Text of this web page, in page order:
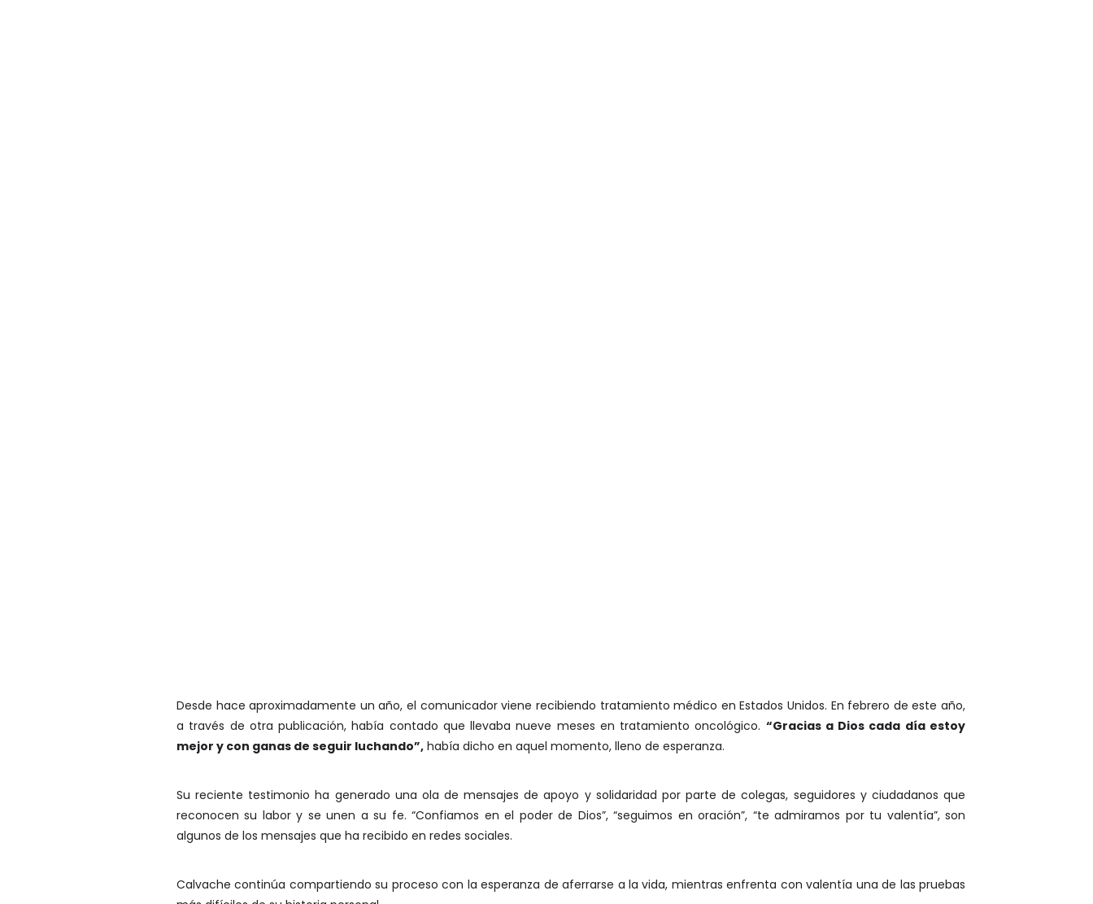
Desde hace aproximadamente un año, el comunicador viene recibiendo tratamiento médico en Estados Unidos. En febrero de este año,
a través de otra publicación, había contado que llevaba nueve meses en tratamiento oncológico. “Gracias a Dios cada día estoy
mejor y con ganas de seguir luchando”, había dicho en aquel momento, lleno de esperanza.
Su reciente testimonio ha generado una ola de mensajes de apoyo y solidaridad por parte de colegas, seguidores y ciudadanos que
reconocen su labor y se unen a su fe. “Confiamos en el poder de Dios”, “seguimos en oración”, “te admiramos por tu valentía”, son
algunos de los mensajes que ha recibido en redes sociales.
Calvache continúa compartiendo su proceso con la esperanza de aferrarse a la vida, mientras enfrenta con valentía una de las pruebas